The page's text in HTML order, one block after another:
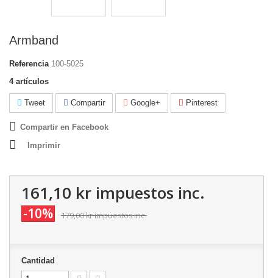
Armband
Referencia 100-5025
4 artículos
Tweet Compartir Google+ Pinterest
Compartir en Facebook
Imprimir
161,10 kr impuestos inc.
-10% 179,00 krimpuestos inc.
Cantidad